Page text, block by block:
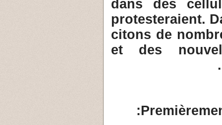
dans des
protesteraient.
citons de
et des